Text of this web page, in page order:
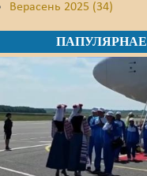
Верасень 2025 (34)
ПАПУЛЯРНАЕ